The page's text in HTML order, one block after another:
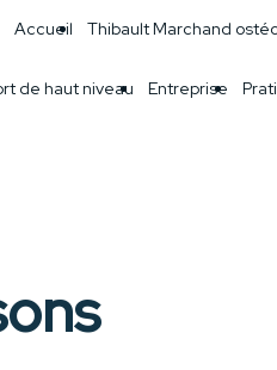
Accueil Thibault Marchand
de haut niveau Entreprise